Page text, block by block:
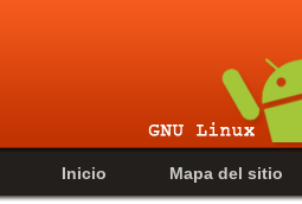
Inicio Mapa del sitio